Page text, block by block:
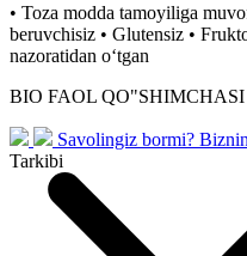
• Toza modda tamoyiliga
beruvchisiz • Gluten­siz •
nazoratidan oʻtgan
BIO FAOL
Savolingiz bormi?
Tarkibi